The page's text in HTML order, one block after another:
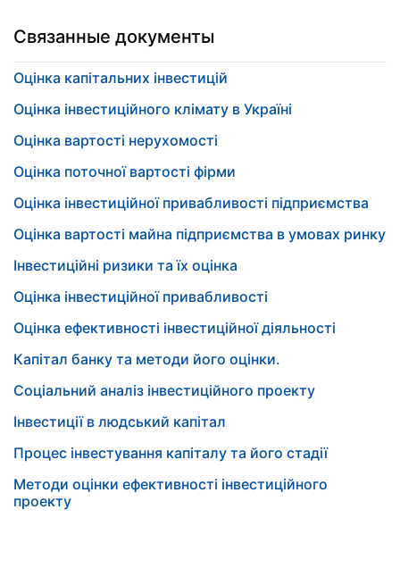
Связанные документы
Оцінка капітальних інвестицій
Оцінка інвестиційного клімату в Україні
Оцінка вартості нерухомості
Оцінка поточної вартості фірми
Оцінка інвестиційної привабливості підприємства
Оцінка вартості майна підприємства в умовах ринку
Інвестиційні ризики та їх оцінка
Оцінка інвестиційної привабливості
Оцінка ефективності інвестиційної діяльності
Капітал банку та методи його оцінки.
Соціальний аналіз інвестиційного проекту
Інвестиції в людський капітал
Процес інвестування капіталу та його стадії
Методи оцінки ефективності інвестиційного
проекту